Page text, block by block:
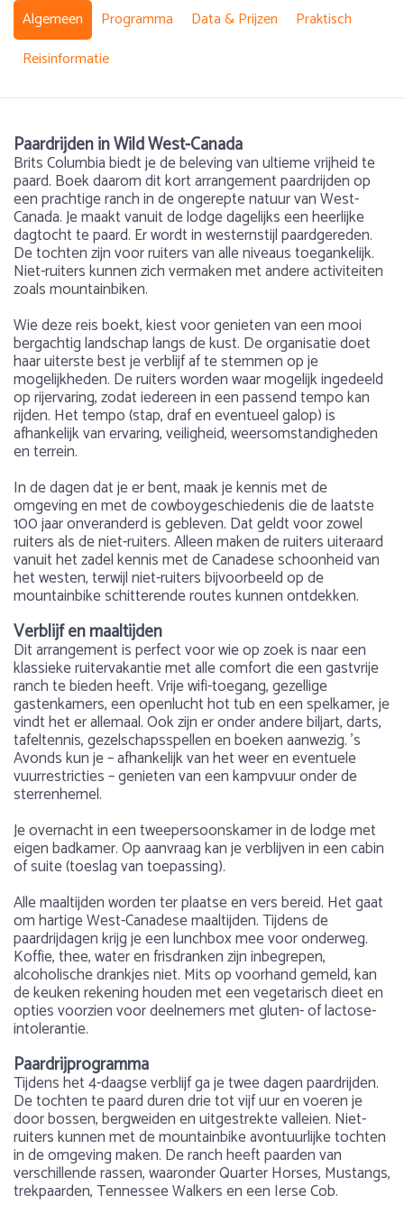
Algemeen Programma Data & Prijzen
Praktisch
Reisinformatie
Paardrijden in Wild West-Canada
Brits Columbia biedt je de beleving van ultieme vrijheid te
paard. Boek daarom dit kort arrangement paardrijden op
een prachtige ranch in de ongerepte natuur van West-
Canada. Je maakt vanuit de lodge dagelijks een heerlijke
dagtocht te paard. Er wordt in westernstijl paardgereden.
De tochten zijn voor ruiters van alle niveaus toegankelijk.
Niet-ruiters kunnen zich vermaken met andere activiteiten
zoals mountainbiken.
Wie deze reis boekt, kiest voor genieten van een mooi
bergachtig landschap langs de kust. De organisatie doet
haar uiterste best je verblijf af te stemmen op je
mogelijkheden. De ruiters worden waar mogelijk ingedeeld
op rijervaring, zodat iedereen in een passend tempo kan
rijden. Het tempo (stap, draf en eventueel galop) is
afhankelijk van ervaring, veiligheid, weersomstandigheden
en terrein.
In de dagen dat je er bent, maak je kennis met de
omgeving en met de cowboygeschiedenis die de laatste
100 jaar onveranderd is gebleven. Dat geldt voor zowel
ruiters als de niet-ruiters. Alleen maken de ruiters uiteraard
vanuit het zadel kennis met de Canadese schoonheid van
het westen, terwijl niet-ruiters bijvoorbeeld op de
mountainbike schitterende routes kunnen ontdekken.
Verblijf en maaltijden
Dit arrangement is perfect voor wie op zoek is naar een
klassieke ruitervakantie met alle comfort die een gastvrije
ranch te bieden heeft. Vrije wifi-toegang, gezellige
gastenkamers, een openlucht hot tub en een spelkamer, je
vindt het er allemaal. Ook zijn er onder andere biljart, darts,
tafeltennis, gezelschapsspellen en boeken aanwezig. ’s
Avonds kun je – afhankelijk van het weer en eventuele
vuurrestricties – genieten van een kampvuur onder de
sterrenhemel.
Je overnacht in een tweepersoonskamer in de lodge met
eigen badkamer. Op aanvraag kan je verblijven in een cabin
of suite (toeslag van toepassing).
Alle maaltijden worden ter plaatse en vers bereid. Het gaat
om hartige West-Canadese maaltijden. Tijdens de
paardrijdagen krijg je een lunchbox mee voor onderweg.
Koffie, thee, water en frisdranken zijn inbegrepen,
alcoholische drankjes niet. Mits op voorhand gemeld, kan
de keuken rekening houden met een vegetarisch dieet en
opties voorzien voor deelnemers met gluten- of lactose-
intolerantie.
Paardrijprogramma
Tijdens het 4-daagse verblijf ga je twee dagen paardrijden.
De tochten te paard duren drie tot vijf uur en voeren je
door bossen, bergweiden en uitgestrekte valleien. Niet-
ruiters kunnen met de mountainbike avontuurlijke tochten
in de omgeving maken. De ranch heeft paarden van
verschillende rassen, waaronder Quarter Horses, Mustangs,
trekpaarden, Tennessee Walkers en een Ierse Cob.